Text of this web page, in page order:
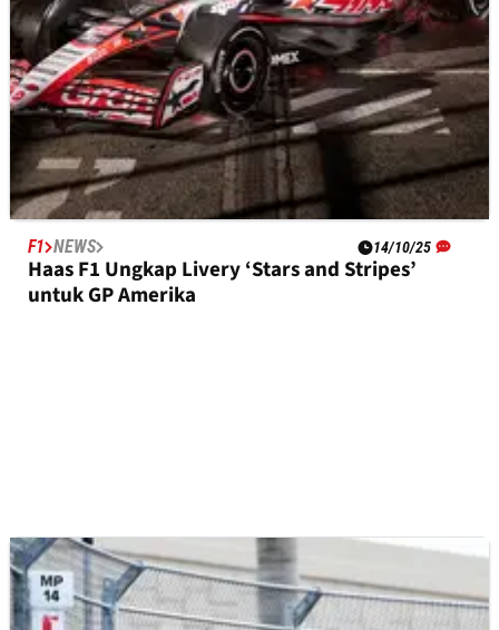
F1 NEWS 14/10/25
Haas F1 Ungkap Livery ‘Stars and Stripes’
untuk GP Amerika